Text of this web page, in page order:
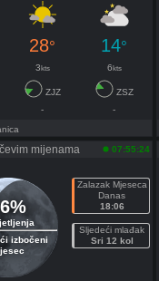
28° 14°
3kts 6kts
ZJZ
ZSZ
-
-
mijenama 07:55:24
izbočeni
Zalazak Mjeseca
Danas
18:06
Sljedeći mlađak
Sri 12 kol